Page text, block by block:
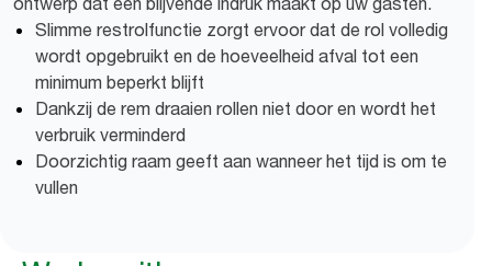
Slimme restrolfunctie zorgt ervoor dat de rol volledig
wordt opgebruikt en de hoeveelheid afval tot een
minimum beperkt blijft
Dankzij de rem draaien rollen niet door en wordt het
verbruik verminderd
Doorzichtig raam geeft aan wanneer het tijd is om te
vullen